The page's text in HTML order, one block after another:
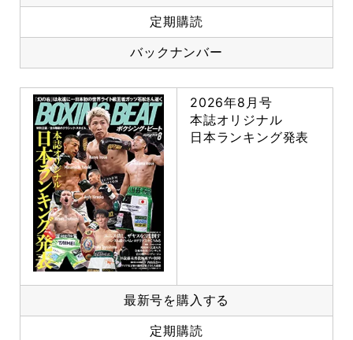
定期購読
バックナンバー
2026年8月号
本誌オリジナル
日本ランキング発表
最新号を購入する
定期購読